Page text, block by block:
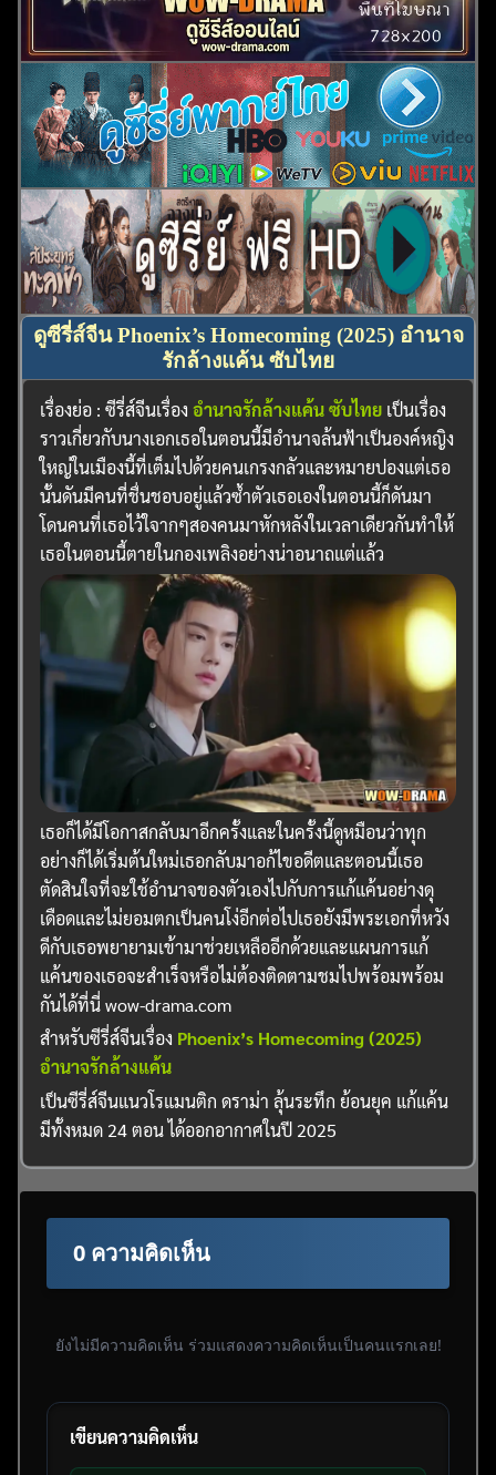
ดูซีรี่ส์จีน Phoenix’s Homecoming (2025) อำนาจ
รักล้างแค้น ซับไทย
เรื่องย่อ : ซีรี่ส์จีนเรื่องอำนาจรักล้างแค้น ซับไทย เป็นเรื่อง
ราวเกี่ยวกับนางเอกเธอในตอนนี้มีอำนาจล้นฟ้าเป็นองค์หญิง
ใหญ่ในเมืองนี้ที่เต็มไปด้วยคนเกรงกลัวและหมายปองแต่เธอ
นั้นดันมีคนที่ชื่นชอบอยู่แล้วซ้ำตัวเธอเองในตอนนี้ก็ดันมา
โดนคนที่เธอไว้ใจากๆสองคนมาหักหลังในเวลาเดียวกันทำให้
เธอในตอนนี้ตายในกองเพลิงอย่างน่าอนาถแต่แล้ว
เธอก็ได้มีโอกาสกลับมาอีกครั้งและในครั้งนี้ดูหมือนว่าทุก
อย่างก็ได้เริ่มต้นใหม่เธอกลับมาอก้ไขอดีตและตอนนี้เธอ
ตัดสินใจที่จะใช้อำนาจของตัวเองไปกับการแก้แค้นอย่างดุ
เดือดและไม่ยอมตกเป็นคนโง่อีกต่อไปเธอยังมีพระเอกที่หวัง
ดีกับเธอพยายามเข้ามาช่วยเหลืออีกด้วยและแผนการแก้
แค้นของเธอจะสำเร็จหรือไม่ต้องติดตามชมไปพร้อมพร้อม
กันได้ที่นี่ wow-drama.com
สำหรับซีรี่ส์จีนเรื่อง Phoenix’s Homecoming (2025)
อำนาจรักล้างแค้น
เป็นซีรี่ส์จีนแนวโรแมนติก ดราม่า ลุ้นระทึก ย้อนยุค แก้แค้น
มีทั้งหมด 24 ตอน ได้ออกอากาศในปี 2025
0 ความคิดเห็น
ยังไม่มีความคิดเห็น ร่วมแสดงความคิดเห็นเป็นคนแรกเลย!
เขียนความคิดเห็น